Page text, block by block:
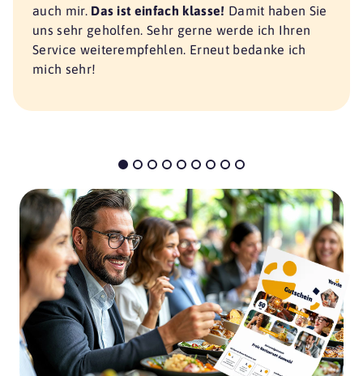
auch mir. Das ist einfach klasse! Damit haben Sie
uns sehr geholfen. Sehr gerne werde ich Ihren
Service weiterempfehlen. Erneut bedanke ich
mich sehr!